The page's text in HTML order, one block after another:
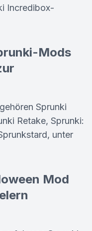
Incredibox-
Mods
Sprunki
Retake, Sprunki:
unter
Mod